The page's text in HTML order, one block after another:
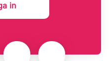
in